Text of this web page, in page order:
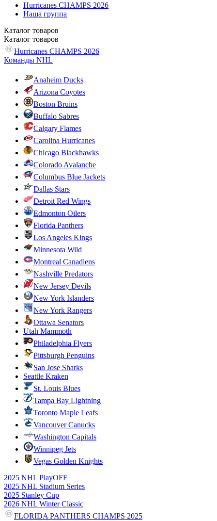
Hurricanes CHAMPS 2026
Наша группа
Каталог товаров
Каталог товаров
Hurricanes CHAMPS 2026
Команды NHL
Anaheim Ducks
Arizona Coyotes
Boston Bruins
Buffalo Sabres
Calgary Flames
Carolina Hurricanes
Chicago Blackhawks
Colorado Avalanche
Columbus Blue Jackets
Dallas Stars
Detroit Red Wings
Edmonton Oilers
Florida Panthers
Los Angeles Kings
Minnesota Wild
Montreal Canadiens
Nashville Predators
New Jersey Devils
New York Islanders
New York Rangers
Ottawa Senators
Utah Mammoth
Philadelphia Flyers
Pittsburgh Penguins
San Jose Sharks
Seattle Kraken
St. Louis Blues
Tampa Bay Lightning
Toronto Maple Leafs
Vancouver Canucks
Washington Capitals
Winnipeg Jets
Vegas Golden Knights
2025 NHL PlayOFF
2025 NHL Stadium Series
2025 Stanley Cup
2026 NHL Winter Classic
FLORIDA PANTHERS CHAMPS 2025